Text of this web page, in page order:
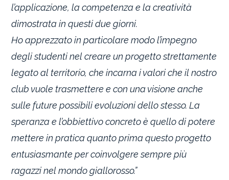
l’applicazione, la competenza e la creatività
dimostrata in questi due giorni.
Ho apprezzato in particolare modo l’impegno
degli studenti nel creare un progetto strettamente
legato al territorio, che incarna i valori che il nostro
club vuole trasmettere e con una visione anche
sulle future possibili evoluzioni dello stesso. La
speranza e l’obbiettivo concreto è quello di potere
mettere in pratica quanto prima questo progetto
entusiasmante per coinvolgere sempre più
ragazzi nel mondo giallorosso.”